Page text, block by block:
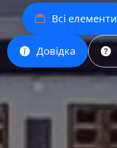
Всі елементи
Довідка